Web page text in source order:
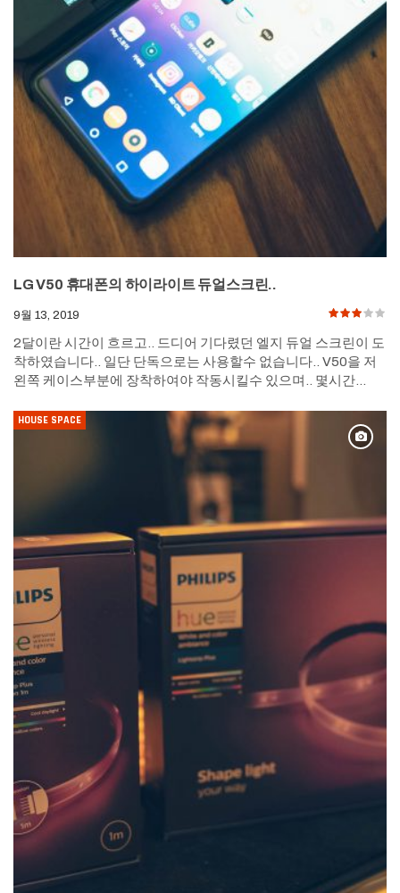
LG V50 휴대폰의 하이라이트 듀얼스크린..
9월 13, 2019
2달이란 시간이 흐르고.. 드디어 기다렸던 엘지 듀얼 스크린이 도
착하였습니다.. 일단 단독으로는 사용할수 없습니다.. V50을 저
왼쪽 케이스부분에 장착하여야 작동시킬수 있으며.. 몇시간…
HOUSE SPACE